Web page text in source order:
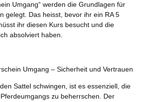
Umgang“ werden die Grundlagen für
gelegt. Das heisst, bevor ihr ein RA 5
ihr diesen Kurs besucht und die
absolviert haben.
Umgang – Sicherheit und Vertrauen
Sattel schwingen, ist es essenziell, die
zu beherrschen. Der